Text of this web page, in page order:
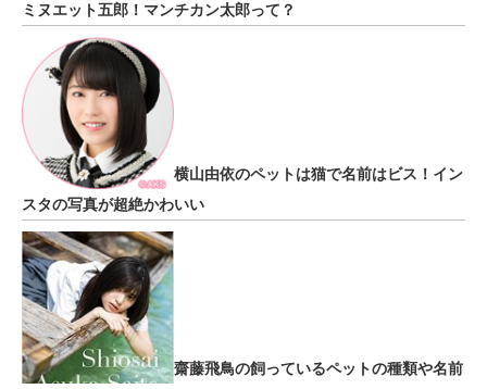
ミヌエット五郎！マンチカン太郎って？
横山由依のペットは猫で名前はビス！イン
スタの写真が超絶かわいい
齋藤飛鳥の飼っているペットの種類や名前